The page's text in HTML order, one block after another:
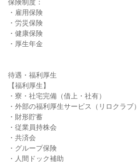
保険制度：
・雇用保険
・労災保険
・健康保険
・厚生年金
待遇・福利厚生
【福利厚生】
・寮・社宅完備（借上・社有）
・外部の福利厚生サービス（リロクラブ）
・財形貯蓄
・従業員持株会
・共済会
・グループ保険
・人間ドック補助